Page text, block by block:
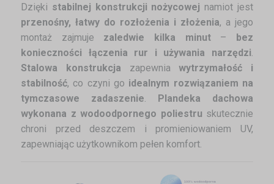
Dzięki stabilnej konstrukcji nożycowej namiot jest
przenośny, łatwy do rozłożenia i złożenia, a jego
montaż zajmuje zaledwie kilka minut– bez
konieczności łączenia rur i używania narzędzi.
Stalowa konstrukcja zapewniawytrzymałość i
stabilność, co czyni go idealnym rozwiązaniem na
tymczasowe zadaszenie. Plandeka dachowa
wykonana z wodoodpornego poliestru skutecznie
chroni przed deszczem i promieniowaniem UV,
zapewniając użytkownikom pełen komfort.